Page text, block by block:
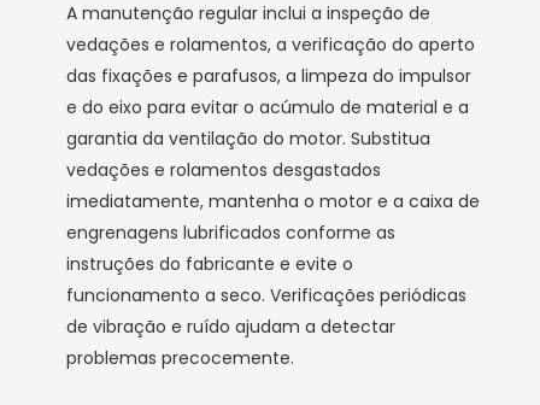
A manutenção regular inclui a inspeção de
vedações e rolamentos, a verificação do aperto
das fixações e parafusos, a limpeza do impulsor
e do eixo para evitar o acúmulo de material e a
garantia da ventilação do motor. Substitua
vedações e rolamentos desgastados
imediatamente, mantenha o motor e a caixa de
engrenagens lubrificados conforme as
instruções do fabricante e evite o
funcionamento a seco. Verificações periódicas
de vibração e ruído ajudam a detectar
problemas precocemente.